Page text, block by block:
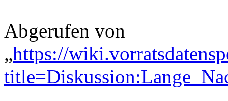
Abgerufen von
„https://